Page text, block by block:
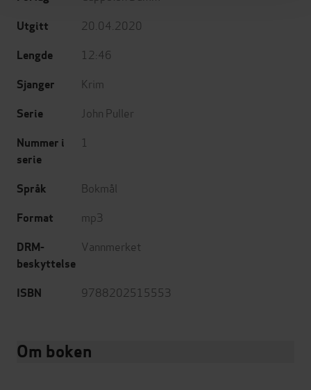
Utgitt 20.04.2020
Lengde 12:46
Sjanger Krim
Serie John Puller
Nummer i
serie
1
Språk Bokmål
Format mp3
DRM-
beskyttelse
Vannmerket
ISBN 9788202515553
Om boken